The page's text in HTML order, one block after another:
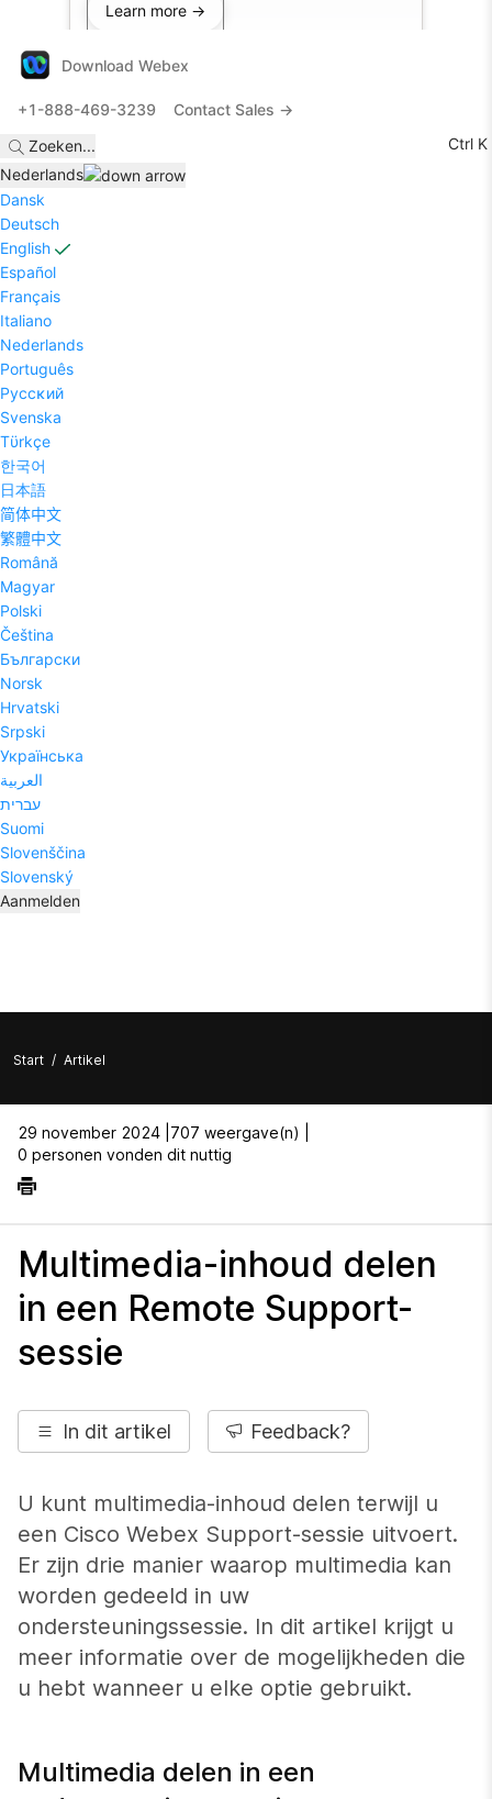
Learn more →
Download Webex
+1-888-469-3239
Contact Sales →
Zoeken...
Ctrl K
Nederlands
Dansk
Deutsch
English
Español
Français
Italiano
Nederlands
Português
Pyccĸий
Svenska
Tϋrkçe
한국어
日本語
简体中文
繁體中文
Română
Magyar
Polski
Čeština
Български
Norsk
Hrvatski
Srpski
Українська
العربية
עברית
Suomi
Slovenščina
Slovenský
Aanmelden
Start / Artikel
29 november 2024 | 707 weergave(n) |
0 personen vonden dit nuttig
Multimedia-inhoud delen
in een Remote Support-
sessie
In dit artikel Feedback?
U kunt multimedia-inhoud delen terwijl u
een Cisco Webex Support-sessie uitvoert.
Er zijn drie manier waarop multimedia kan
worden gedeeld in uw
ondersteuningssessie. In dit artikel krijgt u
meer informatie over de mogelijkheden die
u hebt wanneer u elke optie gebruikt.
Multimedia delen in een